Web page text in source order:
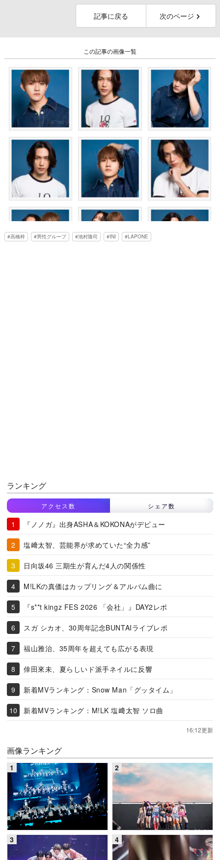
記事に戻る 次のページ
この記事の画像一覧
高橋梓 男性グループ 池村隆司 INI LAPONE
ランキング
アクセス数 シェア数
『ノノガ』出身ASHA＆KOKONAがデビュー
塩﨑太智、芸能界が求めていた“全力感”
日向坂46 三期生が育んだ4人の関係性
M!LKの真価はカップリング＆アルバム曲に
『s**t kingz FES 2026 「会社」』DAY2レポ
スガ シカオ、30周年記念BUNTAIライブレポ
福山雅治、35周年を超えても広がる表現
倖田來未、夏らしいド派手ネイルに反響
新着MVランキング：Snow Man「グッタイム」
新着MVランキング：M!LK 塩﨑太智 ソロ曲
16:12更新
画像ランキング